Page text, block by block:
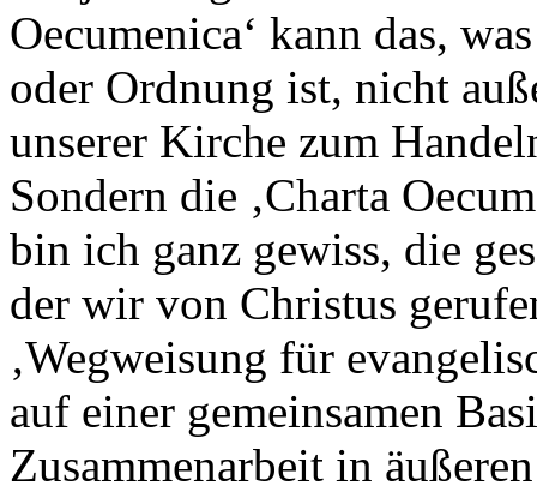
Oecumenica‘ kann das,
oder Ordnung ist, nicht
unserer Kirche zum
Sondern die ‚Charta
bin ich ganz gewiss, die
der wir von Christus
‚Wegweisung für
auf einer gemeinsamen
Zusammenarbeit in